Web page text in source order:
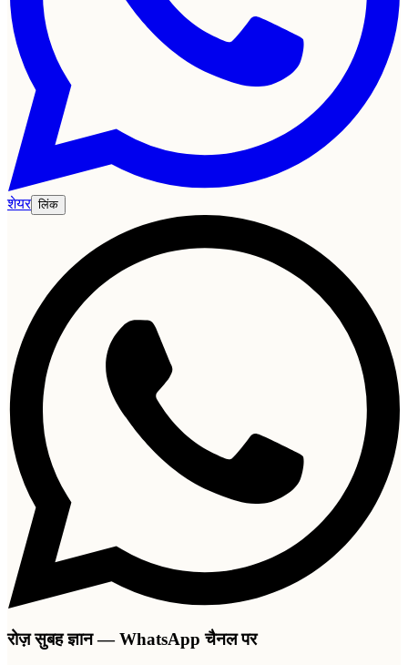
शेयर लिंक
रोज़ सुबह ज्ञान — WhatsApp चैनल पर